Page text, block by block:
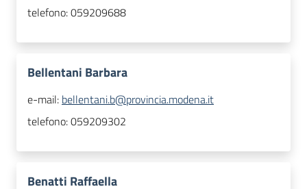
telefono:059209688
Bellentani Barbara
e-mail: bellentani.b@provincia.modena.it
telefono:059209302
Benatti Raffaella